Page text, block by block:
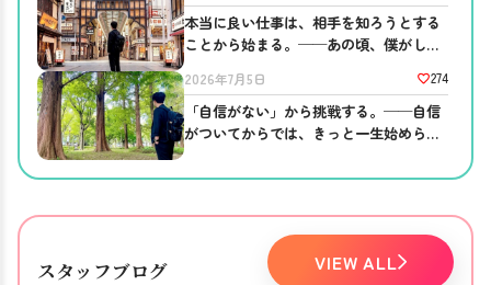
本当に良い仕事は、相手を知ろうとする
ことから始まる。──あの頃、僕がして
2026年7月5日 274
「自信がない」から挑戦する。──自信
がついてからでは、きっと一生始められ
スタッフブログ VIEW ALL